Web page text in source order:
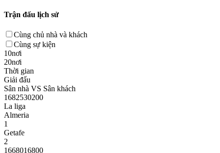
Trận đấu lịch sử
Cùng chủ nhà và khách
Cùng sự kiện
10nơi
20nơi
Thời gian
Giải đấu
Sân nhà VS Sân khách
1682530200
La liga
Almeria
1
Getafe
2
1668016800